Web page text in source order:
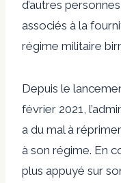
d’autres
associés à la
régime militaire
Depuis le
février 2021,
a du mal à
à son régime. En
plus appuyé sur